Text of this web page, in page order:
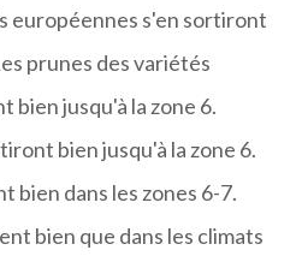
européennes s'en sortiront
prunes des variétés
bien jusqu'à la zone 6.
bien jusqu'à la zone 6.
bien dans les zones 6-7.
bien que dans les climats